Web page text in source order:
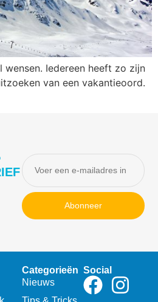
wensen. Iedereen heeft zo zijn
van een vakantieoord.
Abonneer
Categorieën
Nieuws
Social